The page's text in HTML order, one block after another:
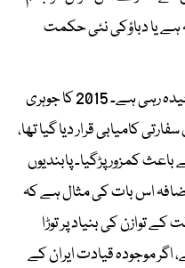
ہے یا دباؤکی نئی حکمت
ایران کے ساتھ مذاکرات کی تاریخ پیچیدہ رہی ہے۔ 2015 کا جوہری
کامیابی قرار دیا گیا تھا،
کمزور پڑگیا۔ پابندیوں
اس بات کی مثال ہے کہ
توازن کی بنیاد پر توڑا
اگر موجودہ قیادت ایران کے